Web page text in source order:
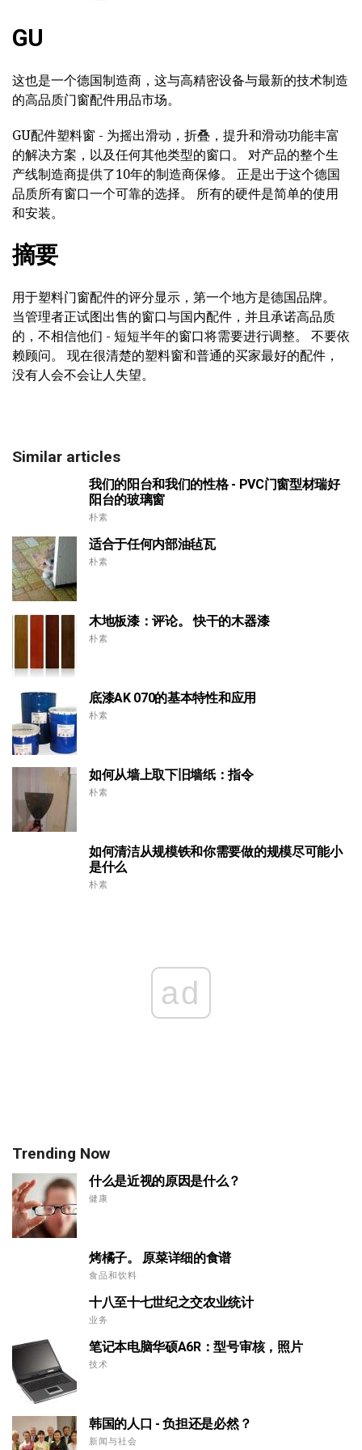
GU
这也是一个德国制造商，这与高精密设备与最新的技术制造
的高品质门窗配件用品市场。
GU配件塑料窗 - 为摇出滑动，折叠，提升和滑动功能丰富
的解决方案，以及任何其他类型的窗口。 对产品的整个生
产线制造商提供了10年的制造商保修。 正是出于这个德国
品质所有窗口一个可靠的选择。 所有的硬件是简单的使用
和安装。
摘要
用于塑料门窗配件的评分显示，第一个地方是德国品牌。
当管理者正试图出售的窗口与国内配件，并且承诺高品质
的，不相信他们 - 短短半年的窗口将需要进行调整。 不要依
赖顾问。 现在很清楚的塑料窗和普通的买家最好的配件，
没有人会不会让人失望。
Similar articles
我们的阳台和我们的性格 - PVC门窗型材瑞好
阳台的玻璃窗
朴素
适合于任何内部油毡瓦
朴素
木地板漆：评论。 快干的木器漆
朴素
底漆AK 070的基本特性和应用
朴素
如何从墙上取下旧墙纸：指令
朴素
如何清洁从规模铁和你需要做的规模尽可能小
是什么
朴素
ad
Trending Now
什么是近视的原因是什么？
健康
烤橘子。 原菜详细的食谱
食品和饮料
十八至十七世纪之交农业统计
业务
笔记本电脑华硕A6R：型号审核，照片
技术
韩国的人口 - 负担还是必然？
新闻与社会